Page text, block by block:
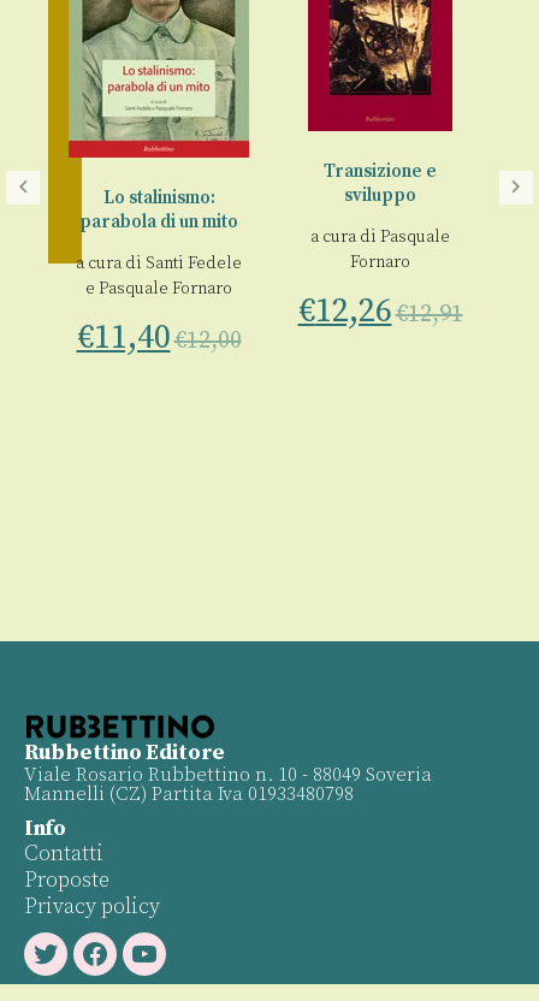
Lo stalinismo:
parabola di un mito
a cura di Santi Fedele
e Pasquale Fornaro
€11,40€12,00
Transizione e
sviluppo
a cura di Pasquale
Fornaro
€12,26€12,91
Rubbettino Editore
Viale Rosario Rubbettino n. 10 - 88049 Soveria
Mannelli (CZ) Partita Iva 01933480798
Info
Contatti
Proposte
Privacy policy
TwitterFacebookYoutube